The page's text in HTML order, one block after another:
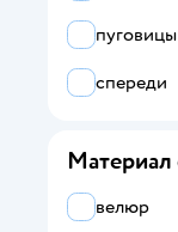
пуговицы
спереди
велюр